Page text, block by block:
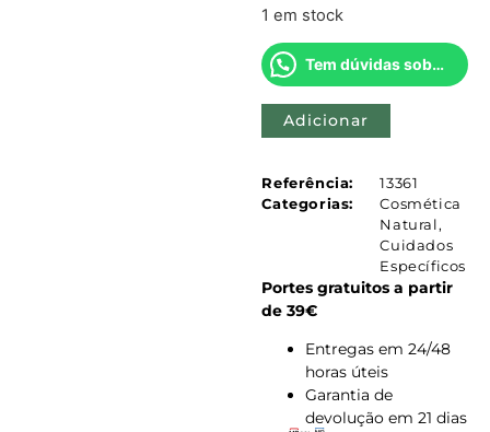
1 em stock
Tem dúvidas sobre este produto?
Adicionar
Referência:
13361
Categorias:
Cosmética
Natural,
Cuidados
Específicos
Portes gratuitos a partir
de 39€
Entregas em 24/48
horas úteis
Garantia de
devolução em 21 dias